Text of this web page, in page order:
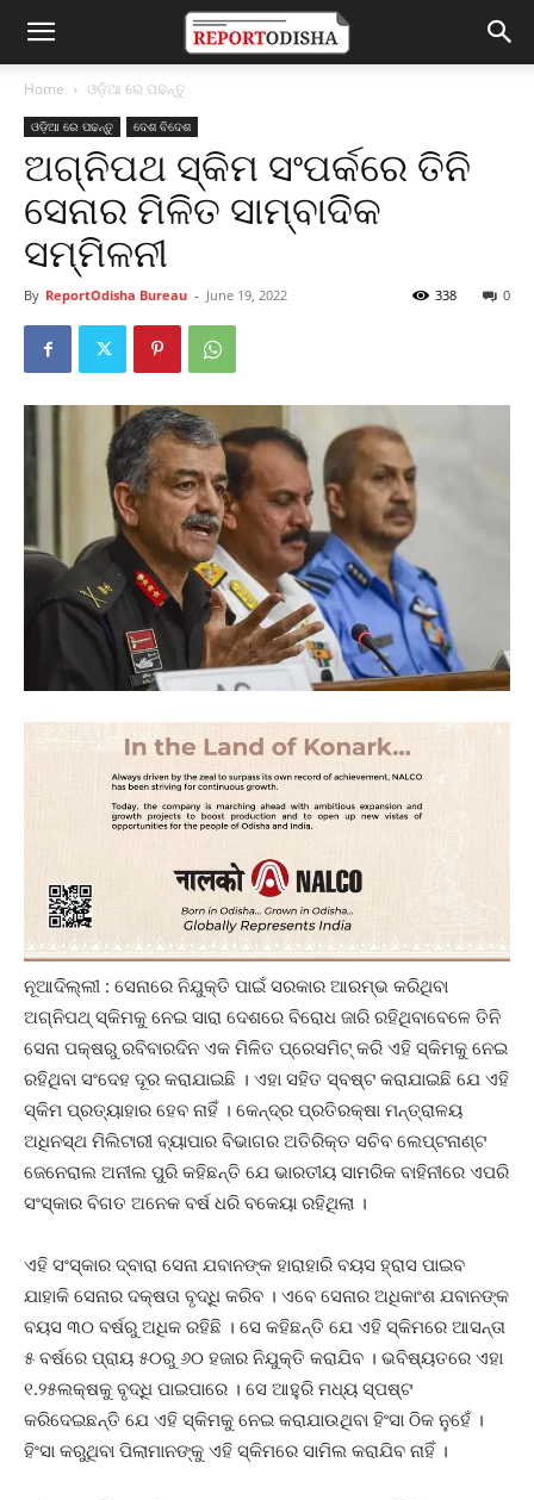
Home ଓଡ଼ିଆ ରେ ପଢନ୍ତୁ
ଓଡ଼ିଆ ରେ ପଢନ୍ତୁ ଦେଶ ବିଦେଶ
ଅଗ୍ନିପଥ ସ୍କିମ ସଂପର୍କରେ ତିନି
ସେନାର ମିଳିତ ସାମ୍ବାଦିକ
ସମ୍ମିଳନୀ
By ReportOdisha Bureau - June 19, 2022 0
338
ନୂଆଦିଲ୍ଲୀ : ସେନାରେ ନିଯୁକ୍ତି ପାଇଁ ସରକାର ଆରମ୍ଭ କରିଥିବା
ଅଗ୍ନିପଥ୍ ସ୍କିମକୁ ନେଇ ସାରା ଦେଶରେ ବିରୋଧ ଜାରି ରହିଥିବାବେଳେ ତିନି
ସେନା ପକ୍ଷରୁ ରବିବାରଦିନ ଏକ ମିଳିତ ପ୍ରେସମିଟ୍ କରି ଏହି ସ୍କିମକୁ ନେଇ
ରହିଥିବା ସଂଦେହ ଦୂର କରାଯାଇଛି । ଏହା ସହିତ ସ୍ବଷ୍ଟ କରାଯାଇଛି ଯେ ଏହି
ସ୍କିମ ପ୍ରତ୍ୟାହାର ହେବ ନାହିଁ । କେନ୍ଦ୍ର ପ୍ରତିରକ୍ଷା ମନ୍ତ୍ରାଳୟ
ଅଧିନସ୍ଥ ମିଲିଟାରୀ ବ୍ୟାପାର ବିଭାଗର ଅତିରିକ୍ତ ସଚିବ ଲେପ୍ଟନାଣ୍ଟ
ଜେନେରାଲ ଅନୀଲ ପୁରି କହିଛନ୍ତି ଯେ ଭାରତୀୟ ସାମରିକ ବାହିନୀରେ ଏପରି
ସଂସ୍କାର ବିଗତ ଅନେକ ବର୍ଷ ଧରି ବକେୟା ରହିଥିଲା ।
ଏହି ସଂସ୍କାର ଦ୍ବାରା ସେନା ଯବାନଙ୍କ ହାରାହାରି ବୟସ ହ୍ରାସ ପାଇବ
ଯାହାକି ସେନାର ଦକ୍ଷତା ବୃଦ୍ଧି କରିବ । ଏବେ ସେନାର ଅଧିକାଂଶ ଯବାନଙ୍କ
ବୟସ ୩୦ ବର୍ଷରୁ ଅଧିକ ରହିଛି । ସେ କହିଛନ୍ତି ଯେ ଏହି ସ୍କିମରେ ଆସନ୍ତା
୫ ବର୍ଷରେ ପ୍ରାୟ ୫୦ରୁ ୬୦ ହଜାର ନିଯୁକ୍ତି କରାଯିବ । ଭବିଷ୍ୟତରେ ଏହା
୧.୨୫ଲକ୍ଷକୁ ବୃଦ୍ଧି ପାଇପାରେ । ସେ ଆହୁରି ମଧ୍ୟ ସ୍ପଷ୍ଟ
କରିଦେଇଛନ୍ତି ଯେ ଏହି ସ୍କିମକୁ ନେଇ କରାଯାଉଥିବା ହିଂସା ଠିକ ନୁହେଁ ।
ହିଂସା କରୁଥିବା ପିଲାମାନଙ୍କୁ ଏହି ସ୍କିମରେ ସାମିଲ କରାଯିବ ନାହିଁ ।